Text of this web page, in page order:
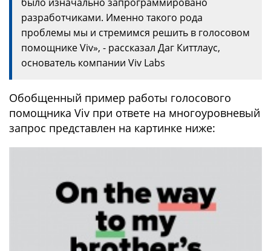
было изначально запрограммировано
разработчиками. Именно такого рода
проблемы мы и стремимся решить в голосовом
помощнике Viv», - рассказал Даг Киттлаус,
основатель компании Viv Labs
Обобщенный пример работы голосового
помощника Viv при ответе на многоуровневый
запрос представлен на картинке ниже: